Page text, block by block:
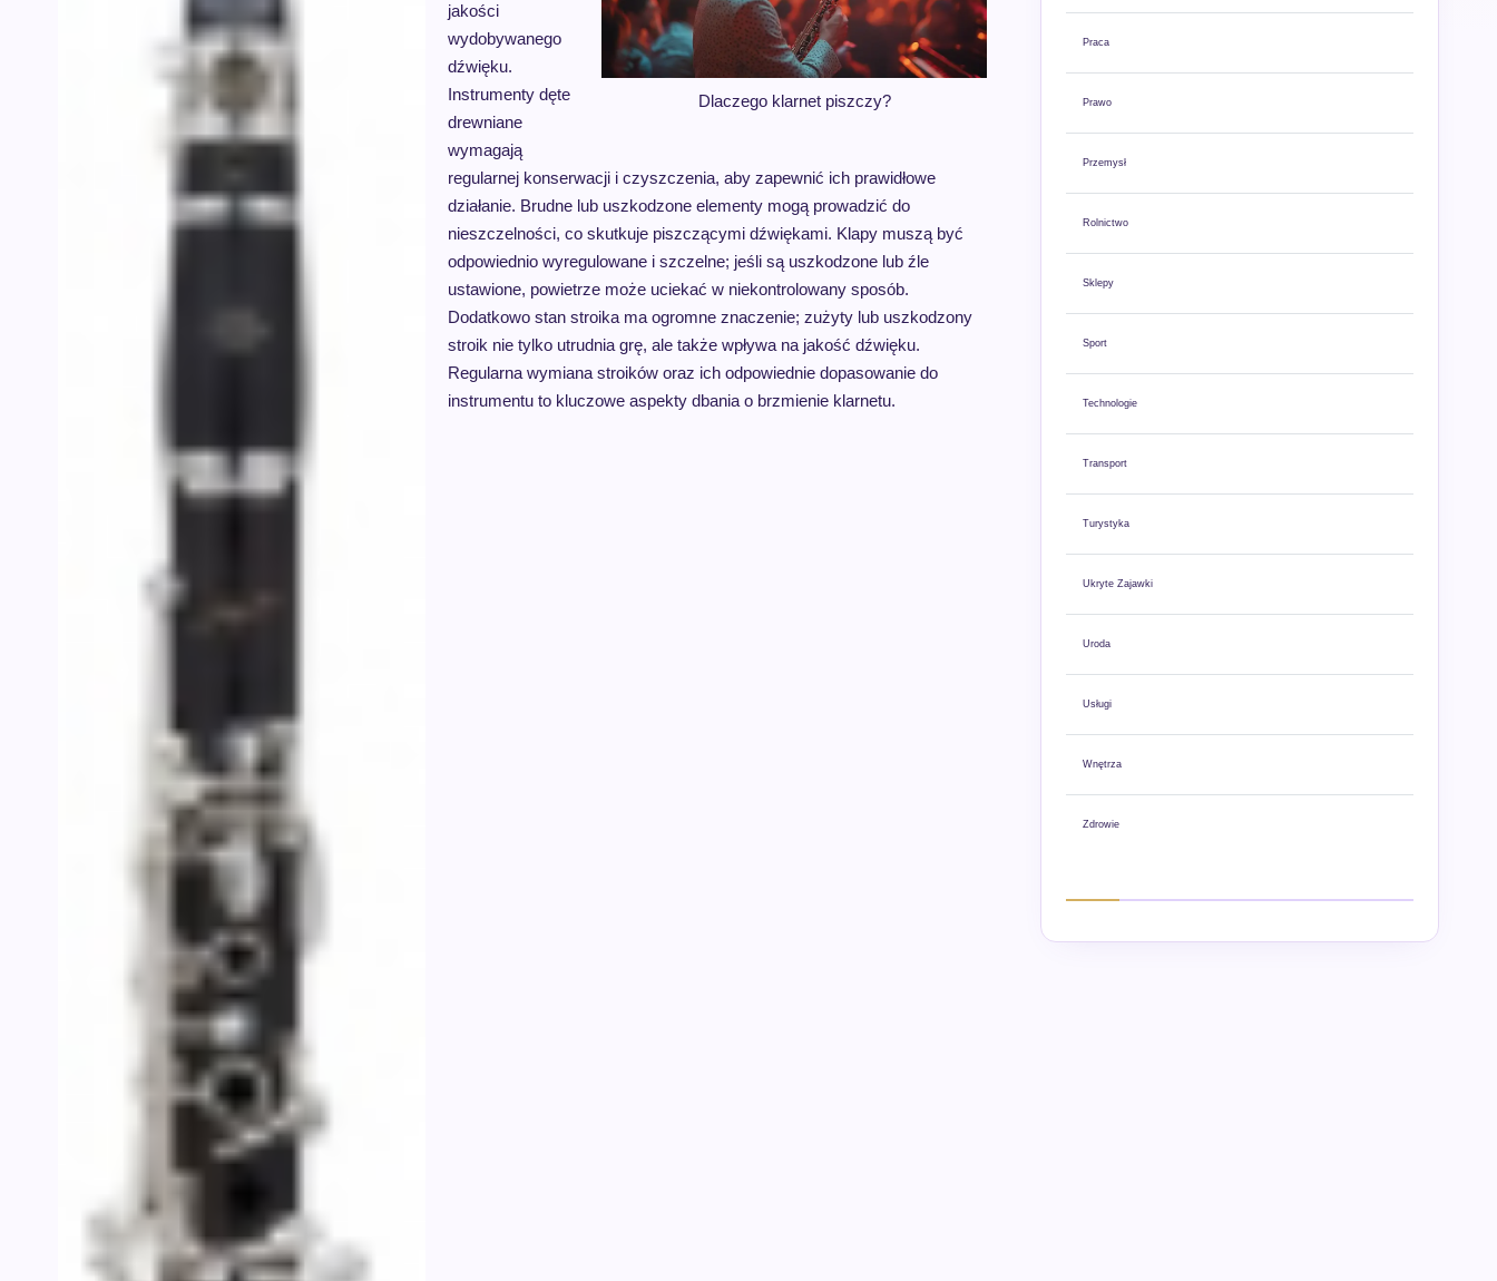
Dlaczego klarnet piszczy?
jakości
wydobywanego
dźwięku.
Instrumenty dęte
drewniane
wymagają
regularnej konserwacji i czyszczenia, aby zapewnić ich prawidłowe
działanie. Brudne lub uszkodzone elementy mogą prowadzić do
nieszczelności, co skutkuje piszczącymi dźwiękami. Klapy muszą być
odpowiednio wyregulowane i szczelne; jeśli są uszkodzone lub źle
ustawione, powietrze może uciekać w niekontrolowany sposób.
Dodatkowo stan stroika ma ogromne znaczenie; zużyty lub uszkodzony
stroik nie tylko utrudnia grę, ale także wpływa na jakość dźwięku.
Regularna wymiana stroików oraz ich odpowiednie dopasowanie do
instrumentu to kluczowe aspekty dbania o brzmienie klarnetu.
Praca
Prawo
Przemysł
Rolnictwo
Sklepy
Sport
Technologie
Transport
Turystyka
Ukryte Zajawki
Uroda
Usługi
Wnętrza
Zdrowie